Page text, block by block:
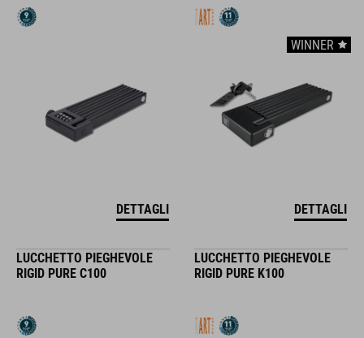
DETTAGLI
WINNER
DETTAGLI
LUCCHETTO PIEGHEVOLE
RIGID PURE C100
LUCCHETTO PIEGHEVOLE
RIGID PURE K100